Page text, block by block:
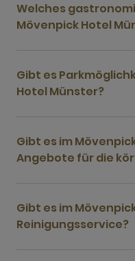
Welches
Mövenpick Hotel
Gibt es
Hotel Münster?
Gibt es im
Angebote für die
Gibt es im
Reinigungsservice?